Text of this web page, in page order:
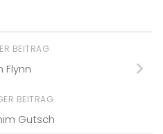
BEITRAG
Flynn
BEITRAG
Gutsch